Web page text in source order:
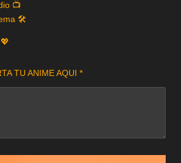
📺
🛠️
TU ANIME AQUI *